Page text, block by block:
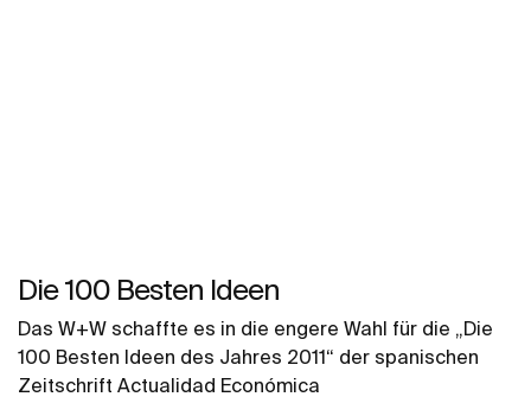
Die 100 Besten Ideen
Das W+W schaffte es in die engere Wahl für die „Die
100 Besten Ideen des Jahres 2011“ der spanischen
Zeitschrift Actualidad Económica